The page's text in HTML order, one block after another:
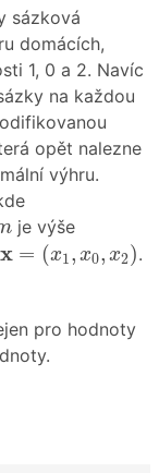
sázková
domácích,
1, 0 a 2. Navíc
na každou
opět nalezne
výhru.
je výše
x = (x1, x0, x2)
x= x1,x 0,x 2) .
pro hodnoty